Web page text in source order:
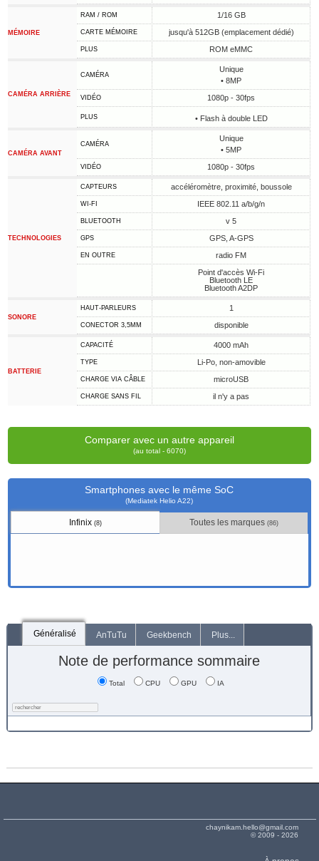
MÉMOIRE
RAM / ROM 1/16 GB
CARTE MÉMOIRE jusqu'à 512GB (emplacement dédié)
PLUS ROM eMMC
CAMÉRA ARRIÈRE
CAMÉRA
Unique
• 8MP
VIDÉO 1080p - 30fps
PLUS • Flash à double LED
CAMÉRA AVANT
CAMÉRA
Unique
• 5MP
VIDÉO 1080p - 30fps
TECHNOLOGIES
CAPTEURS accéléromètre, proximité, boussole
WI-FI IEEE 802.11 a/b/g/n
BLUETOOTH v 5
GPS GPS, A-GPS
EN OUTRE
radio FM
Point d'accès Wi-Fi
Bluetooth LE
Bluetooth A2DP
SONORE
HAUT-PARLEURS 1
CONECTOR 3,5MM disponible
BATTERIE
CAPACITÉ 4000 mAh
TYPE Li-Po, non-amovible
CHARGE VIA CÂBLE microUSB
CHARGE SANS FIL il n'y a pas
Comparer avec un autre appareil
(au total - 6070)
Smartphones avec le même SoC
(Mediatek Helio A22)
Infinix(8) Toutes les marques(86)
Généralisé AnTuTu Geekbench Plus...
Note de performance sommaire
Total CPU GPU IA
chaynikam.hello@gmail.com
© 2009 - 2026